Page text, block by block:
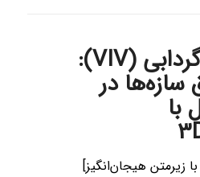
ارتعاش القایی گردابی (VIV):
در
با
زیرمتن هیجان‌انگیز]